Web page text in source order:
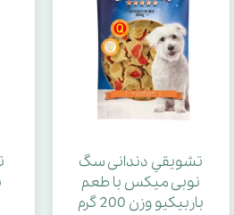
تشويقي دندانی سگ
نوبی میکس با طعم
باربیکیو وزن 200 گرم